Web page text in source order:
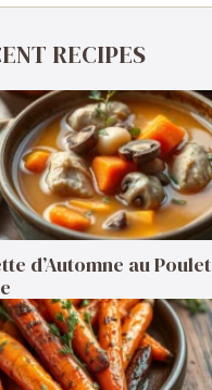
RECIPES
d’Automne au Poulet